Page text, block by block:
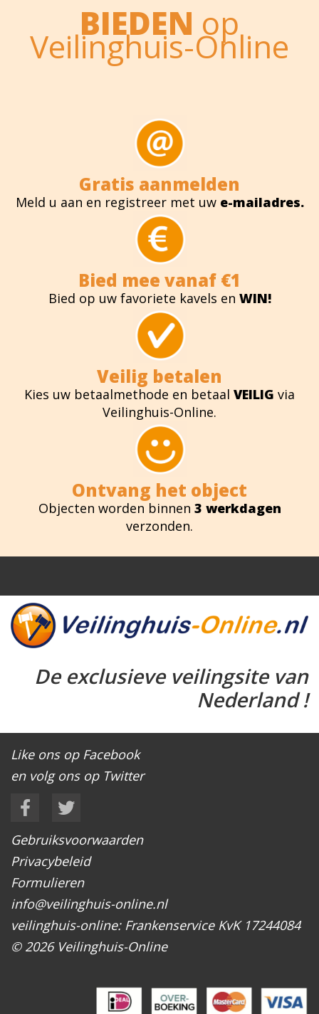
BIEDEN op
Veilinghuis-Online
Gratis aanmelden
Meld u aan en registreer met uw e-mailadres.
Bied mee vanaf €1
Bied op uw favoriete kavels en WIN!
Veilig betalen
Kies uw betaalmethode en betaal VEILIG via
Veilinghuis-Online.
Ontvang het object
Objecten worden binnen 3 werkdagen
verzonden.
De exclusieve veilingsite van
Nederland !
Like ons op Facebook
en volg ons op Twitter
Gebruiksvoorwaarden
Privacybeleid
Formulieren
info@veilinghuis-online.nl
veilinghuis-online: Frankenservice KvK 17244084
© 2026 Veilinghuis-Online